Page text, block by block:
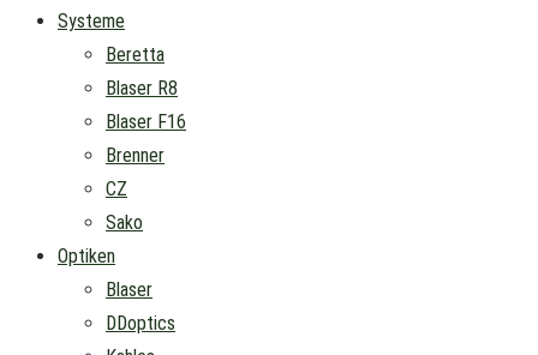
Systeme
Beretta
Blaser R8
Blaser F16
Brenner
CZ
Sako
Optiken
Blaser
DDoptics